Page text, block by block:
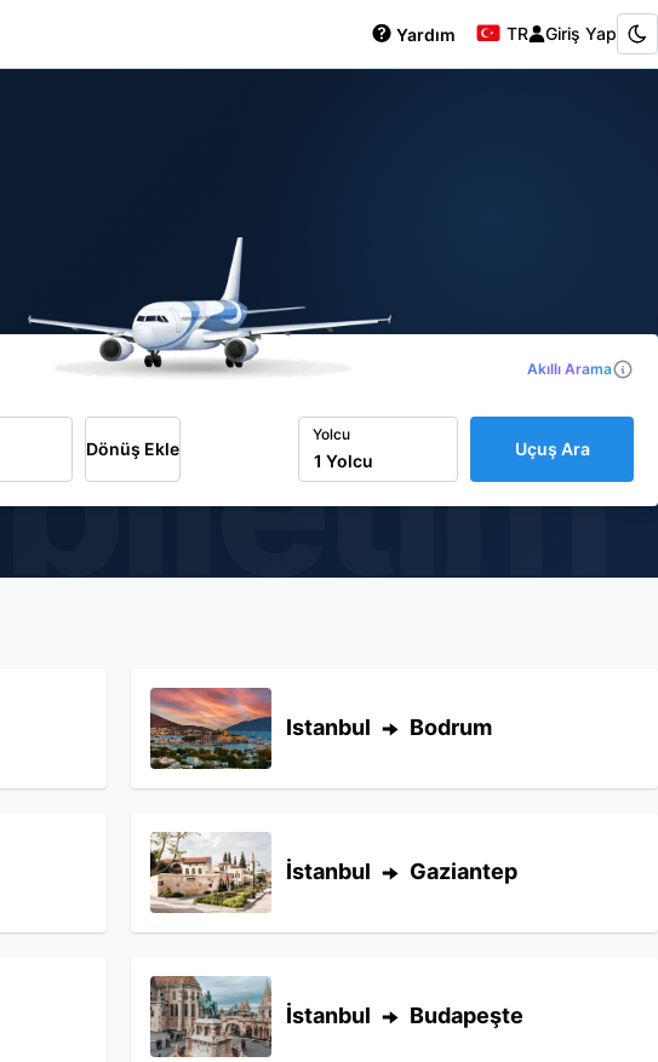
Yardım TR Giriş Yap
biletim
Akıllı Arama
Dönüş Ekle
Yolcu
Uçuş Ara
Istanbul Bodrum
İstanbul Gaziantep
İstanbul Budapeşte